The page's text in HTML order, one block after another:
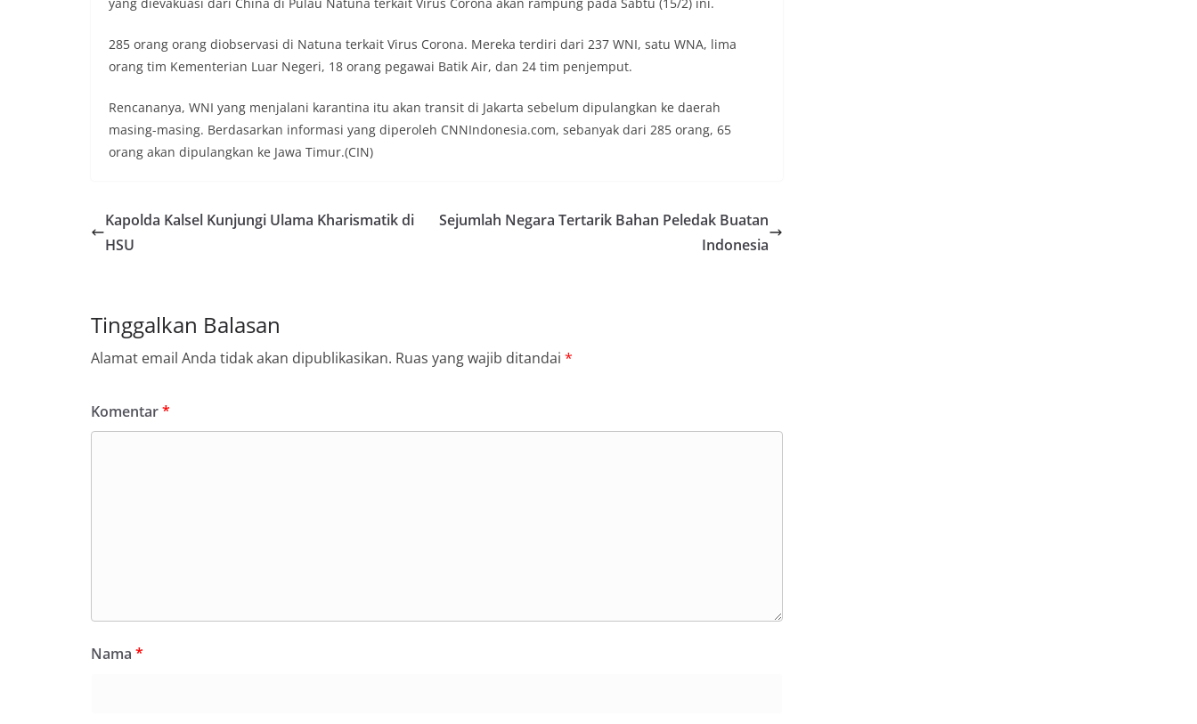
285 orang orang diobservasi di Natuna terkait Virus Corona. Mereka terdiri dari 237 WNI, satu WNA, lima
orang tim Kementerian Luar Negeri, 18 orang pegawai Batik Air, dan 24 tim penjemput.
Rencananya, WNI yang menjalani karantina itu akan transit di Jakarta sebelum dipulangkan ke daerah
masing-masing. Berdasarkan informasi yang diperoleh CNNIndonesia.com, sebanyak dari 285 orang, 65
orang akan dipulangkan ke Jawa Timur.(CIN)
Kapolda Kalsel Kunjungi Ulama Kharismatik di
HSU
Sejumlah Negara Tertarik Bahan Peledak Buatan
Indonesia
Tinggalkan Balasan
Alamat email Anda tidak akan dipublikasikan. Ruas yang wajib ditandai *
Komentar*
Nama *